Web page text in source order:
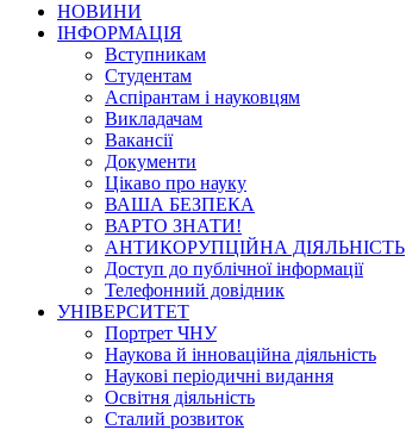
НОВИНИ
ІНФОРМАЦІЯ
Вступникам
Студентам
Аспірантам і науковцям
Викладачам
Вакансії
Документи
Цікаво про науку
ВАША БЕЗПЕКА
ВАРТО ЗНАТИ!
АНТИКОРУПЦІЙНА ДІЯЛЬНІСТЬ
Доступ до публічної інформації
Телефонний довідник
УНІВЕРСИТЕТ
Портрет ЧНУ
Наукова й інноваційна діяльність
Наукові періодичні видання
Освітня діяльність
Сталий розвиток